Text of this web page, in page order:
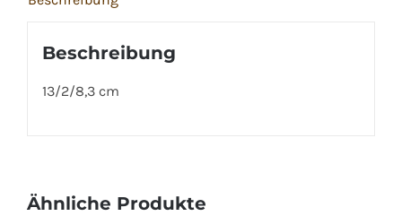
Beschreibung
13/2/8,3 cm
Ähnliche Produkte